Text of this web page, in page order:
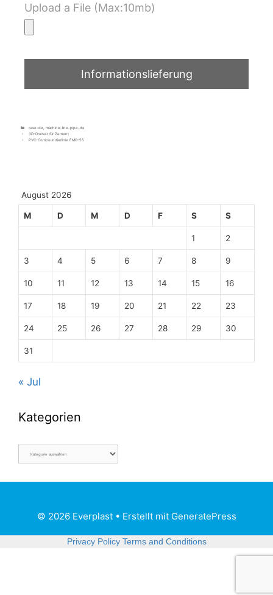
Upload a File (Max:10mb)
case-de
machine-line-pipe-de
3D-Drucker für Zement
PVC-Compoundierlinie EMD-55
August 2026
M D M D F S S
1 2
3 4 5 6 7 8 9
10 11 12 13 14 15 16
17 18 19 20 21 22 23
24 25 26 27 28 29 30
31
« Jul
Kategorien
© 2026 Everplast• Erstellt mit GeneratePress
Privacy Policy Terms and Conditions